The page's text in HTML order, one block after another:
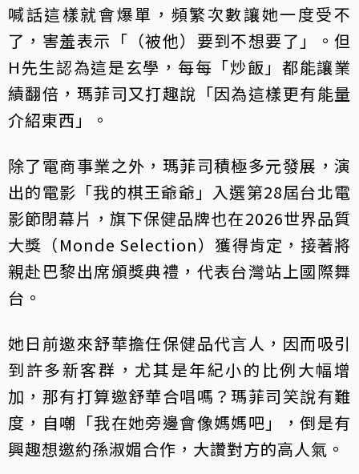
喊話這樣就會爆單，頻繁次數讓她一度受不
了，害羞表示「（被他）要到不想要了」。但
H先生認為這是玄學，每每「炒飯」都能讓業
績翻倍，瑪菲司又打趣說「因為這樣更有能量
介紹東西」。
除了電商事業之外，瑪菲司積極多元發展，演
出的電影「我的棋王爺爺」入選第28屆台北電
影節閉幕片，旗下保健品牌也在2026世界品質
大獎（Monde Selection）獲得肯定，接著將
親赴巴黎出席頒獎典禮，代表台灣站上國際舞
台。
她日前邀來舒華擔任保健品代言人，因而吸引
到許多新客群，尤其是年紀小的比例大幅增
加，那有打算邀舒華合唱嗎？瑪菲司笑說有難
度，自嘲「我在她旁邊會像媽媽吧」，倒是有
興趣想邀約孫淑媚合作，大讚對方的高人氣。